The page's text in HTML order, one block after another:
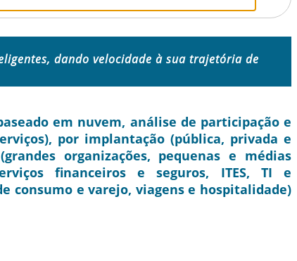
dando velocidade à sua trajetória de
em nuvem, análise de participação e
por implantação (pública, privada e
organizações, pequenas e médias
financeiros e seguros, ITES, TI e
consumo e varejo, viagens e hospitalidade)